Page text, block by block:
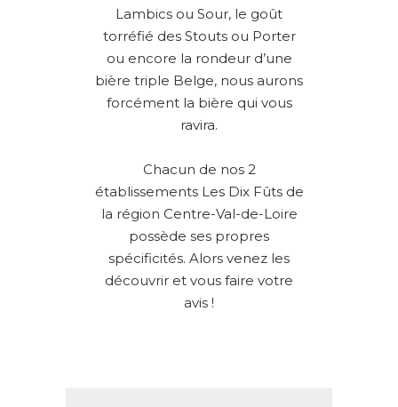
Lambics ou Sour, le goût
torréfié des Stouts ou Porter
ou encore la rondeur d’une
bière triple Belge, nous aurons
forcément la bière qui vous
ravira.
Chacun de nos 2
établissements Les Dix Fûts de
la région Centre-Val-de-Loire
possède ses propres
spécificités. Alors venez les
découvrir et vous faire votre
avis !